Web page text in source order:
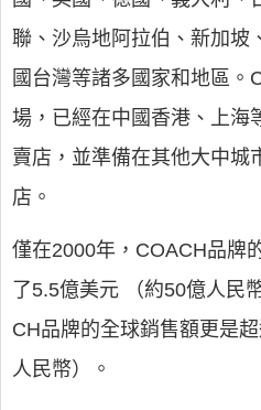
聯、沙烏地阿拉伯、新加坡
國台灣等諸多國家和地區。
場，已經在中國香港、上海
賣店，並準備在其他大中城
店。
僅在2000年，COACH品牌
了5.5億美元 （約50億人民
CH品牌的全球銷售額更是
人民幣）。